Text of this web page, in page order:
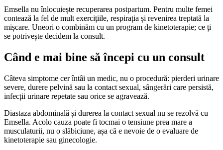
Emsella nu înlocuiește recuperarea postpartum. Pentru multe femei
contează la fel de mult exercițiile, respirația și revenirea treptată la
mișcare. Uneori o combinăm cu un program de kinetoterapie; ce ți
se potrivește decidem la consult.
Când e mai bine să începi cu un consult
Câteva simptome cer întâi un medic, nu o procedură: pierderi urinare
severe, durere pelvină sau la contact sexual, sângerări care persistă,
infecții urinare repetate sau orice se agravează.
Diastaza abdominală și durerea la contact sexual nu se rezolvă cu
Emsella. Acolo cauza poate fi tocmai o tensiune prea mare a
musculaturii, nu o slăbiciune, așa că e nevoie de o evaluare de
kinetoterapie sau ginecologie.